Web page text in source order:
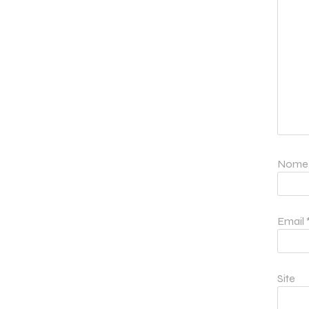
Nome
Email
Site